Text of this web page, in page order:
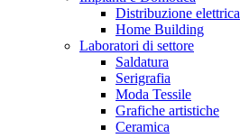
Distribuzione elettrica
Home Building
Laboratori di settore
Saldatura
Serigrafia
Moda Tessile
Grafiche artistiche
Ceramica